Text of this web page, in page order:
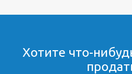
Хотите что-